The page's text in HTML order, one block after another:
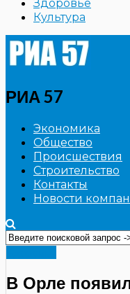
Здоровье
Культура
РИА 57
Экономика
Общество
Происшествия
Строительство
Контакты
Новости
В Орле